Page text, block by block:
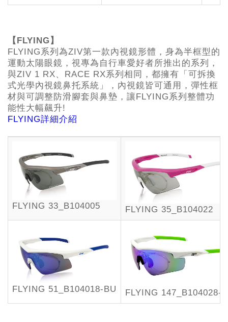
【FLYING】
FLYING系列為ZIV第一款內視鏡形體，身為半框型的
運動太陽眼鏡，視專為自行車愛好者所推出的系列，
與ZIV 1 RX、RACE RX系列相同，都擁有「可拆換
式光學內視鏡鼻托系統」，內視鏡皆可通用，彈性框
材與可調整防滑腳套與鼻墊，讓FLYING系列整體功
能性大幅飆升!
FLYING詳細介紹
FLYING 33_B104005 FLYING 35_B104022
FLYING 51_B104018-BU FLYING 147_B104028-